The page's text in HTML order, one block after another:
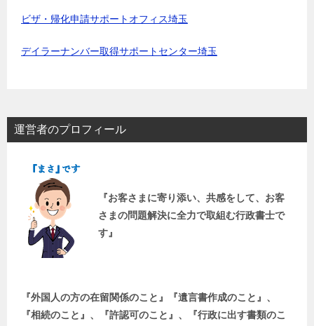
ビザ・帰化申請サポートオフィス埼玉
デイラーナンバー取得サポートセンター埼玉
運営者のプロフィール
『お客さまに寄り添い、共感をして、お客
さまの問題解決に全力で取組む行政書士で
す』
『外国人の方の在留関係のこと』『遺言書作成のこと』、
『相続のこと』、『許認可のこと』、『行政に出す書類のこ